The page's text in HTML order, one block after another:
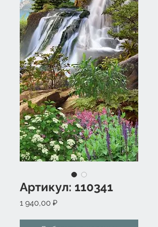
Артикул: 110341
1 940,00 ₽Цена